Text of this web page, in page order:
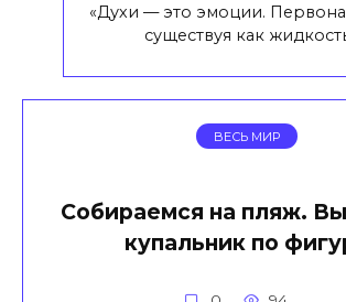
«Духи — это эмоции.
существуя как
ВЕСЬ МИР
Собираемся на пляж.
купальник по